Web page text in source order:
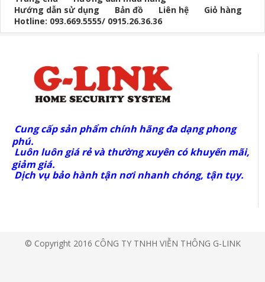
Hướng dẫn sử dụng
Bản đồ Liên hệ
Giỏ hàng
Hotline: 093.669.5555/ 0915.26.36.36
Cung cấp sản phẩm chính hãng đa dạng phong
phú.
Luôn luôn giá rẻ và thường xuyên có khuyến mãi,
giảm giá.
Dịch vụ bảo hành tận nơi nhanh chóng, tận tụy.
© Copyright 2016 CÔNG TY TNHH VIỄN THÔNG G-LINK